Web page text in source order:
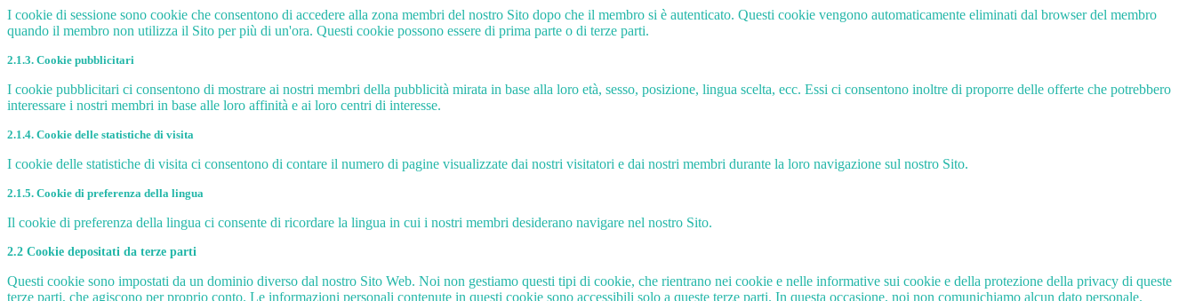
I cookie di sessione sono cookie che consentono di accedere alla zona membri del nostro Sito dopo che il membro si è autenticato. Questi cookie vengono automaticamente eliminati dal browser del membro
quando il membro non utilizza il Sito per più di un'ora. Questi cookie possono essere di prima parte o di terze parti.
2.1.3. Cookie pubblicitari
I cookie pubblicitari ci consentono di mostrare ai nostri membri della pubblicità mirata in base alla loro età, sesso, posizione, lingua scelta, ecc. Essi ci consentono inoltre di proporre delle offerte che potrebbero
interessare i nostri membri in base alle loro affinità e ai loro centri di interesse.
2.1.4. Cookie delle statistiche di visita
I cookie delle statistiche di visita ci consentono di contare il numero di pagine visualizzate dai nostri visitatori e dai nostri membri durante la loro navigazione sul nostro Sito.
2.1.5. Cookie di preferenza della lingua
Il cookie di preferenza della lingua ci consente di ricordare la lingua in cui i nostri membri desiderano navigare nel nostro Sito.
2.2 Cookie depositati da terze parti
Questi cookie sono impostati da un dominio diverso dal nostro Sito Web. Noi non gestiamo questi tipi di cookie, che rientrano nei cookie e nelle informative sui cookie e della protezione della privacy di queste
terze parti, che agiscono per proprio conto. Le informazioni personali contenute in questi cookie sono accessibili solo a queste terze parti. In questa occasione, noi non comunichiamo alcun dato personale.